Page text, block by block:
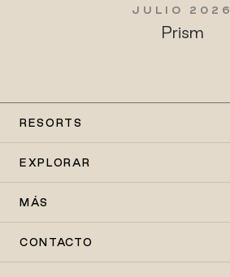
JULIO 2026
Prism
RESORTS
EXPLORAR
MÁS
CONTACTO